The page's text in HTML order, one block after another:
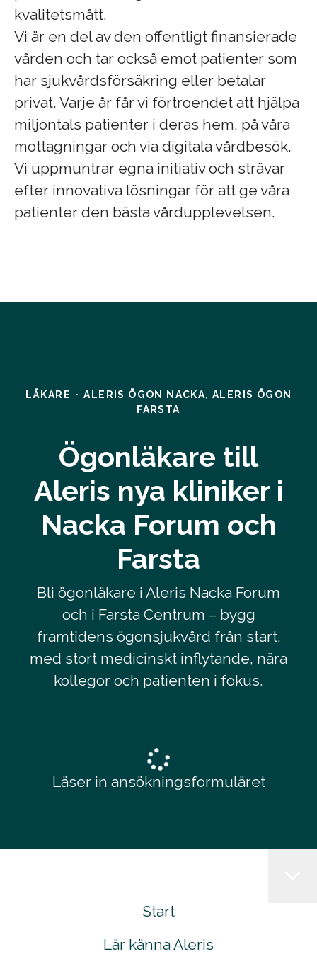
kvalitetsmått.
Vi är en del av den offentligt finansierade
vården och tar också emot patienter som
har sjukvårdsförsäkring eller betalar
privat. Varje år får vi förtroendet att hjälpa
miljontals patienter i deras hem, på våra
mottagningar och via digitala vårdbesök.
Vi uppmuntrar egna initiativ och strävar
efter innovativa lösningar för att ge våra
patienter den bästa vårdupplevelsen.
LÄKARE · ALERIS ÖGON NACKA, ALERIS ÖGON
FARSTA
Ögonläkare till
Aleris nya kliniker i
Nacka Forum och
Farsta
Bli ögonläkare i Aleris Nacka Forum
och i Farsta Centrum – bygg
framtidens ögonsjukvård från start,
med stort medicinskt inflytande, nära
kollegor och patienten i fokus.
Läser in ansökningsformuläret
Start
Lär känna Aleris